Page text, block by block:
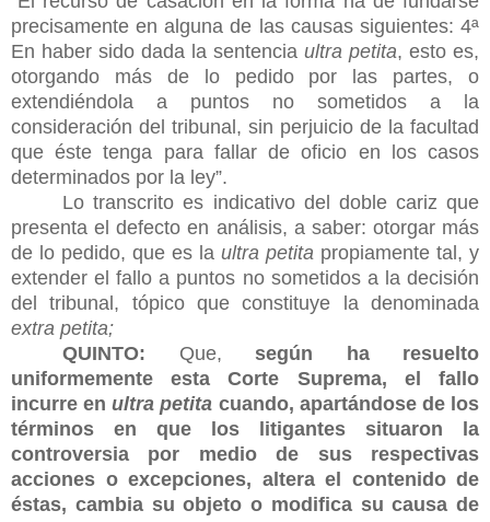
precisamente en alguna de las causas siguientes: 4ª
En haber sido dada la sentencia ultra petita, esto es,
otorgando más de lo pedido por las partes, o
extendiéndola a puntos no sometidos a la
consideración del tribunal, sin perjuicio de la facultad
que éste tenga para fallar de oficio en los casos
determinados por la ley”.
Lo transcrito es indicativo del doble cariz que
presenta el defecto en análisis, a saber: otorgar más
de lo pedido, que es la ultra petita propiamente tal, y
extender el fallo a puntos no sometidos a la decisión
del tribunal, tópico que constituye la denominada
extra petita;
QUINTO: Que, según ha resuelto
uniformemente esta Corte Suprema, el fallo
incurre enultra petita cuando, apartándose de los
términos en que los litigantes situaron la
controversia por medio de sus respectivas
acciones o excepciones, altera el contenido de
éstas, cambia su objeto o modifica su causa de